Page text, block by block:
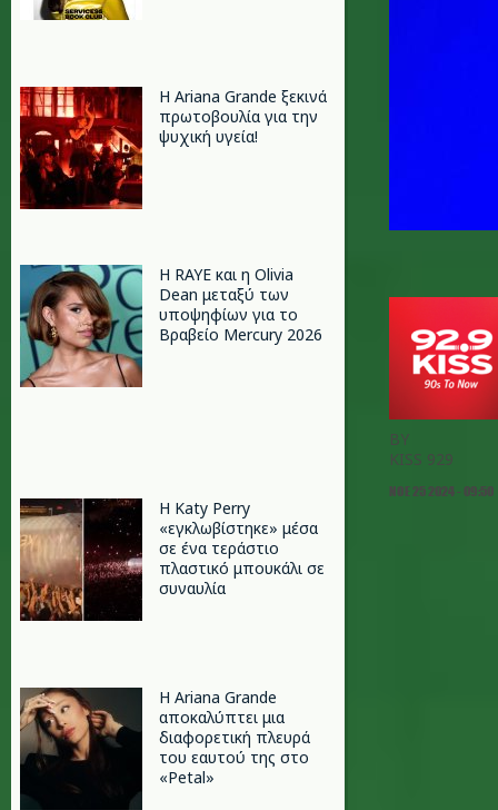
Η Ariana Grande ξεκινά
πρωτοβουλία για την
ψυχική υγεία!
Η RAYE και η Olivia
Dean μεταξύ των
υποψηφίων για το
Βραβείο Mercury 2026
H Katy Perry
«εγκλωβίστηκε» μέσα
σε ένα τεράστιο
πλαστικό μπουκάλι σε
συναυλία
Η Ariana Grande
αποκαλύπτει μια
διαφορετική πλευρά
του εαυτού της στο
«Petal»
BY
KISS 929
ΝΟΕ 25 2024 - 09:50